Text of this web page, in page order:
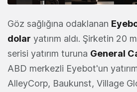
Göz sağlığına odaklanan
dolar yatırım aldı. Şirketin 20
serisi yatırım turuna General
ABD merkezli Eyebot'un
AlleyCorp, Baukunst, Village